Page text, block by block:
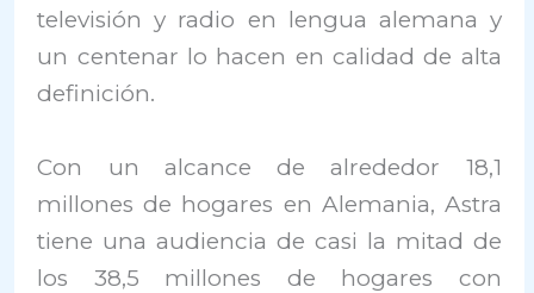
televisión y radio en lengua alemana y
un centenar lo hacen en calidad de alta
definición.
Con un alcance de alrededor 18,1
millones de hogares en Alemania, Astra
tiene una audiencia de casi la mitad de
los 38,5 millones de hogares con